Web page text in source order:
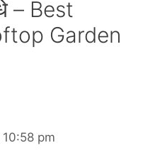
– Best
Garden
pm